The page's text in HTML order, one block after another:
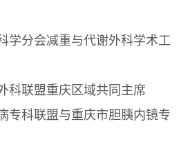
学分会减重与代谢外科学术工
科联盟重庆区域共同主席
专科联盟与重庆市胆胰内镜专